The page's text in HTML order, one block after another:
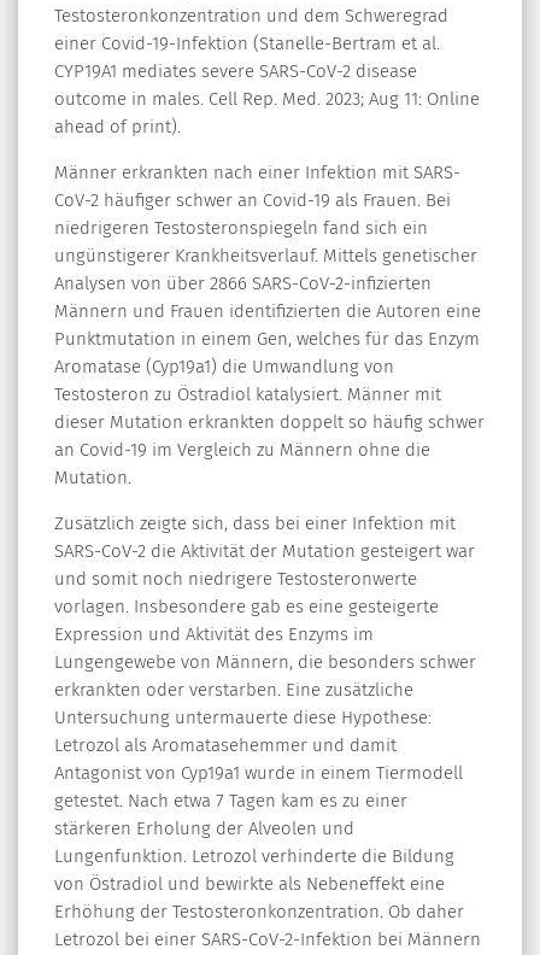
Testosteronkonzentration und dem Schweregrad
einer Covid-19-Infektion (Stanelle-Bertram et al.
CYP19A1 mediates severe SARS-CoV-2 disease
outcome in males. Cell Rep. Med. 2023; Aug 11: Online
ahead of print).
Männer erkrankten nach einer Infektion mit SARS-
CoV-2 häufiger schwer an Covid-19 als Frauen. Bei
niedrigeren Testosteronspiegeln fand sich ein
ungünstigerer Krankheitsverlauf. Mittels genetischer
Analysen von über 2866 SARS-CoV-2-infizierten
Männern und Frauen identifizierten die Autoren eine
Punktmutation in einem Gen, welches für das Enzym
Aromatase (Cyp19a1) die Umwandlung von
Testosteron zu Östradiol katalysiert. Männer mit
dieser Mutation erkrankten doppelt so häufig schwer
an Covid-19 im Vergleich zu Männern ohne die
Mutation.
Zusätzlich zeigte sich, dass bei einer Infektion mit
SARS-CoV-2 die Aktivität der Mutation gesteigert war
und somit noch niedrigere Testosteronwerte
vorlagen. Insbesondere gab es eine gesteigerte
Expression und Aktivität des Enzyms im
Lungengewebe von Männern, die besonders schwer
erkrankten oder verstarben. Eine zusätzliche
Untersuchung untermauerte diese Hypothese:
Letrozol als Aromatasehemmer und damit
Antagonist von Cyp19a1 wurde in einem Tiermodell
getestet. Nach etwa 7 Tagen kam es zu einer
stärkeren Erholung der Alveolen und
Lungenfunktion. Letrozol verhinderte die Bildung
von Östradiol und bewirkte als Nebeneffekt eine
Erhöhung der Testosteronkonzentration. Ob daher
Letrozol bei einer SARS-CoV-2-Infektion bei Männern